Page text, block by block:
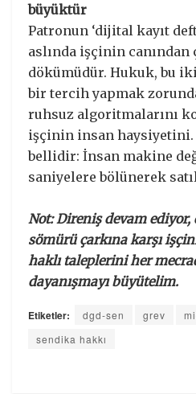
büyüktür
​Patronun ‘dijital kayıt
aslında işçinin
dökümüdür. Hukuk, bu
bir tercih yapmak
ruhsuz algoritmalarını
işçinin insan haysiyetini.
bellidir: İnsan makine
saniyelere bölünerek
Not: Direniş devam ediyor,
sömürü çarkına karşı
haklı taleplerini her
dayanışmayı büyütelim.
Etiketler: dgd-sen grev
sendika hakkı